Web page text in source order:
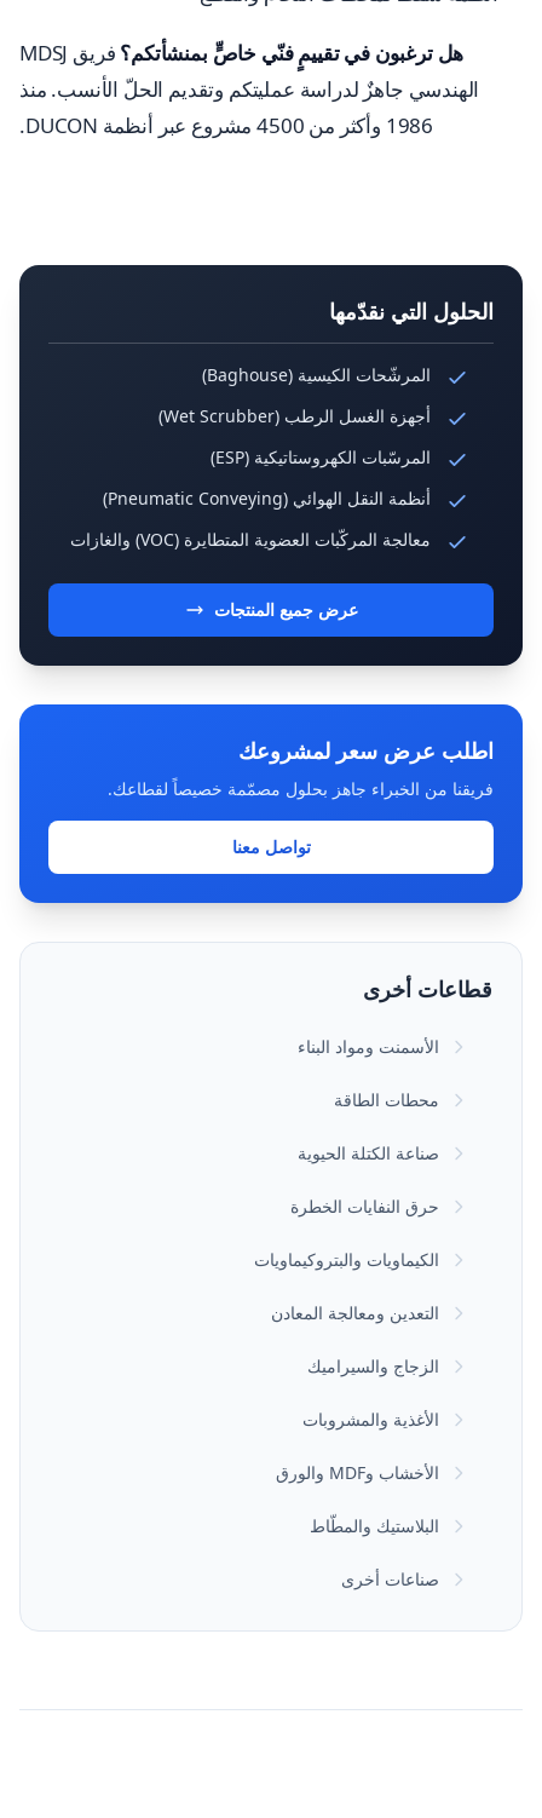
هل ترغبون في تقييمٍ فنّي خاصٍّ بمنشأتكم؟
فريق MDSJ
الهندسي جاهزٌ لدراسة عمليتكم وتقديم الحلّ الأنسب. منذ
1986 وأكثر من 4500 مشروع عبر أنظمة DUCON.
الحلول التي نقدّمها
المرشّحات الكيسية (Baghouse)
أجهزة الغسل الرطب (Wet Scrubber)
المرسّبات الكهروستاتيكية (ESP)
أنظمة النقل الهوائي (Pneumatic Conveying)
معالجة المركّبات العضوية المتطايرة (VOC) والغازات
عرض جميع المنتجات
اطلب عرض سعر لمشروعك
فريقنا من الخبراء جاهز بحلول مصمّمة خصيصاً لقطاعك.
تواصل معنا
قطاعات أخرى
الأسمنت ومواد البناء
محطات الطاقة
صناعة الكتلة الحيوية
حرق النفايات الخطرة
الكيماويات والبتروكيماويات
التعدين ومعالجة المعادن
الزجاج والسيراميك
الأغذية والمشروبات
الأخشاب وMDF والورق
البلاستيك والمطّاط
صناعات أخرى